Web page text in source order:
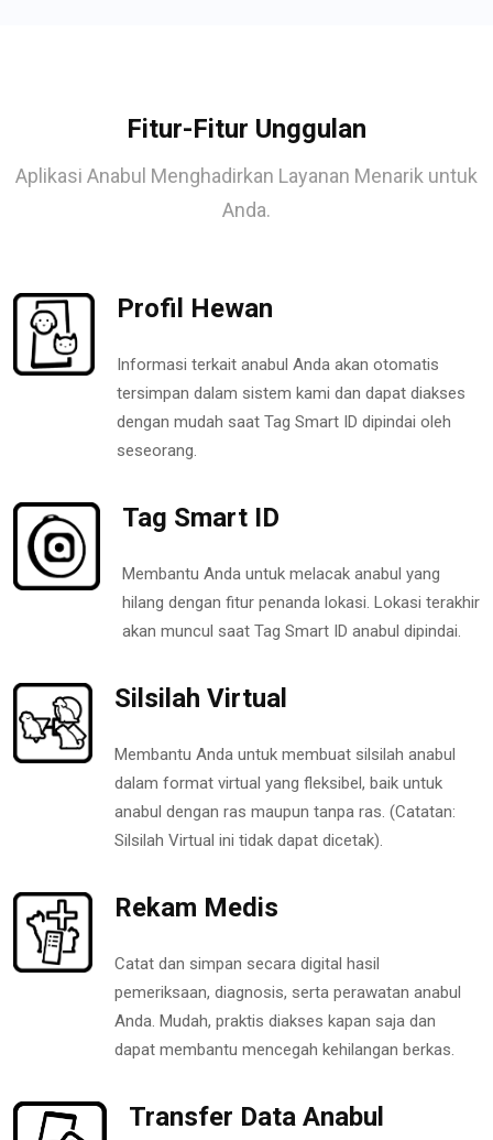
Fitur-Fitur Unggulan
Aplikasi Anabul Menghadirkan Layanan Menarik untuk
Anda.
Profil Hewan
Informasi terkait anabul Anda akan otomatis
tersimpan dalam sistem kami dan dapat diakses
dengan mudah saat Tag Smart ID dipindai oleh
seseorang.
Tag Smart ID
Membantu Anda untuk melacak anabul yang
hilang dengan fitur penanda lokasi. Lokasi terakhir
akan muncul saat Tag Smart ID anabul dipindai.
Silsilah Virtual
Membantu Anda untuk membuat silsilah anabul
dalam format virtual yang fleksibel, baik untuk
anabul dengan ras maupun tanpa ras. (Catatan:
Silsilah Virtual ini tidak dapat dicetak).
Rekam Medis
Catat dan simpan secara digital hasil
pemeriksaan, diagnosis, serta perawatan anabul
Anda. Mudah, praktis diakses kapan saja dan
dapat membantu mencegah kehilangan berkas.
Transfer Data Anabul